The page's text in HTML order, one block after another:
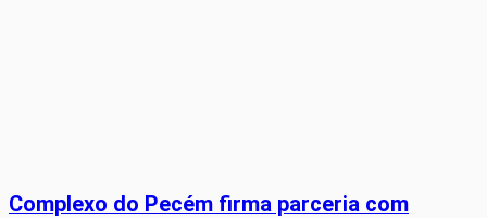
Complexo do Pecém firma parceria com